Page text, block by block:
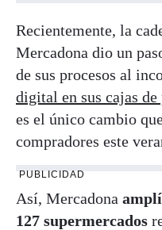
Recientemente, la
Mercadona dio un
de sus procesos al
digital en sus cajas de
es el único cambio
compradores este
PUBLICIDAD
Así, Mercadona
127 supermercados